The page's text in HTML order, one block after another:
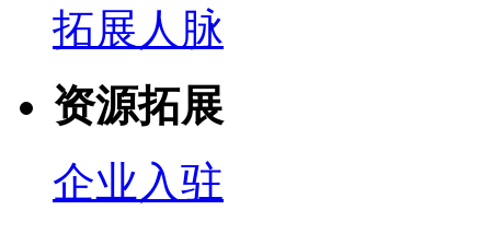
拓展人脉
资源拓展
企业入驻